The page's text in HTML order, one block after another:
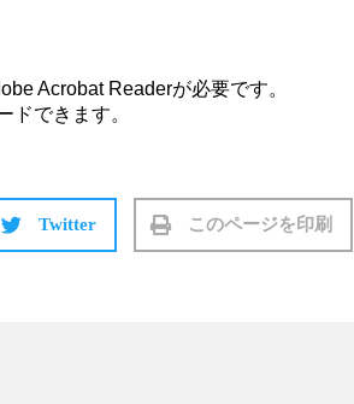
Acrobat Readerが必要です。
ドできます。
Twitter このページを印刷